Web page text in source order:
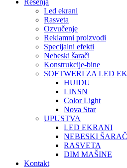
Rešenja
Led ekrani
Rasveta
Ozvučenje
Reklamni proizvodi
Specijalni efekti
Nebeski šarači
Konstrukcije-bine
SOFTWERI ZA LED
HUIDU
LINSN
Color Light
Nova Star
UPUSTVA
LED EKRANI
NEBESKI
RASVETA
DIM MAŠINE
Kontakt